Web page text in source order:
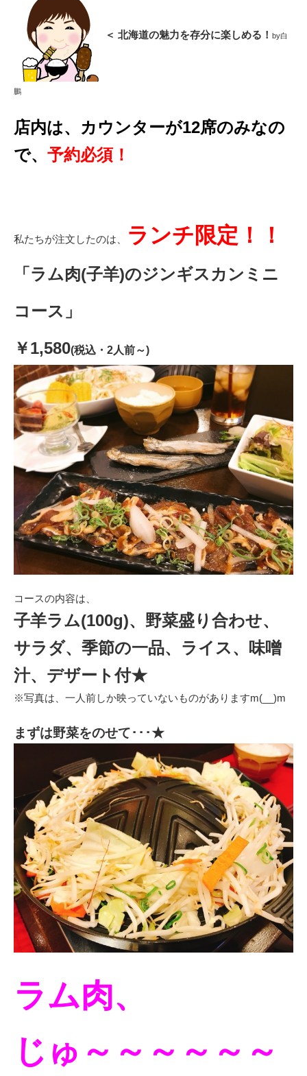
＜ 北海道の魅力を存分に楽しめる！ by白
鵬
店内は、カウンターが12席のみなの
で、 予約必須！
私たちが注文したのは、 ランチ限定！！
「ラム肉(子羊)のジンギスカンミニ
コース」
￥1,580(税込・2人前～)
コースの内容は、
子羊ラム(100g)、野菜盛り合わせ、
サラダ、季節の一品、ライス、味噌
汁、デザート付★
※写真は、一人前しか映っていないものがありますm(__)m
まずは野菜をのせて･･･★
ラム肉、
じゅ～～～～～～